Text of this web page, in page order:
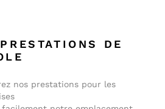
DE
nos prestations pour les